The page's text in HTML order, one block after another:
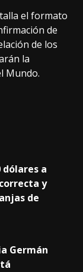
el formato
de
de los
la
Mundo.
dólares a
y
de
Germán